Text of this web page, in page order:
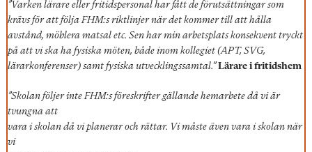
”Varken lärare eller fritidspersonal har fått de förutsättningar som
krävs för att följa FHM:s riktlinjer när det kommer till att hålla
avstånd, möblera matsal etc. Sen har min arbetsplats konsekvent tryckt
på att vi ska ha fysiska möten, både inom kollegiet (APT, SVG,
lärarkonferenser) samt fysiska utvecklingssamtal.” Lärare i fritidshem
”Skolan följer inte FHM:s föreskrifter gällande hemarbete då vi är
tvungna att
vara i skolan då vi planerar och rättar. Vi måste även vara i skolan när
vi